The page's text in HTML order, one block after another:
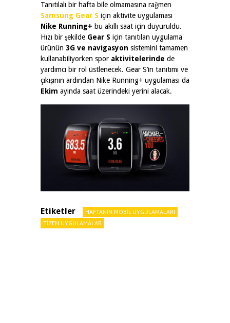
Tanıtılalı bir hafta bile olmamasına rağmen
Samsung Gear S için aktivite uygulaması
Nike Running+ bu akıllı saat için duyuruldu.
Hızı bir şekilde Gear S için tanıtılan uygulama
ürünün 3G ve navigasyon sistemini tamamen
kullanabiliyorken spor aktivitelerinde de
yardımcı bir rol üstlenecek. Gear S’in tanıtımı ve
çıkışının ardından Nike Running+ uygulaması da
Ekim ayında saat üzerindeki yerini alacak.
Etiketler
HAFTANIN MOBIL UYGULAMALARI
TIZEN UYGULAMALAR